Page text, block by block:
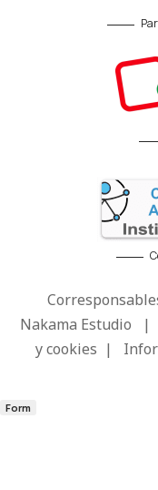
Nakama Estudio |
y cookies |
Form